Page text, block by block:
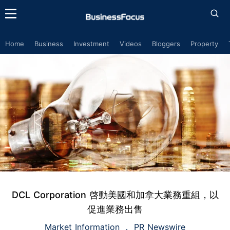
Home Business Investment Videos Bloggers Property
DCL Corporation 啓動美國和加拿大業務重組，以
促進業務出售
Market Information PR Newswire